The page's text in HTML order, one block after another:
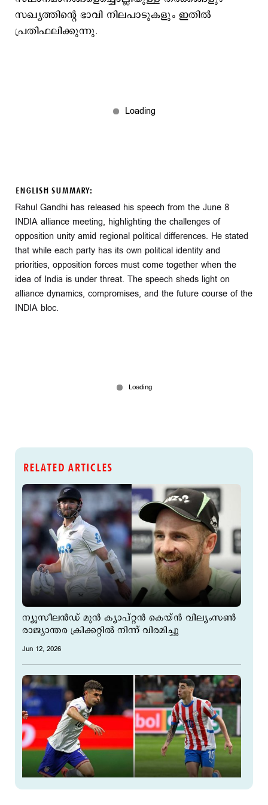
സഖ്യത്തിന്റെ ഭാവി നിലപാടുകളും ഇതിൽ
പ്രതിഫലിക്കുന്നു.
ENGLISH SUMMARY:
Rahul Gandhi has released his speech from the June 8
INDIA alliance meeting, highlighting the challenges of
opposition unity amid regional political differences. He stated
that while each party has its own political identity and
priorities, opposition forces must come together when the
idea of India is under threat. The speech sheds light on
alliance dynamics, compromises, and the future course of the
INDIA bloc.
RELATED ARTICLES
ന്യൂസീലൻഡ് മുൻ ക്യാപ്റ്റൻ കെയ്ൻ വില്യംസൺ
രാജ്യാന്തര ക്രിക്കറ്റിൽ നിന്ന് വിരമിച്ചു
Jun 12, 2026